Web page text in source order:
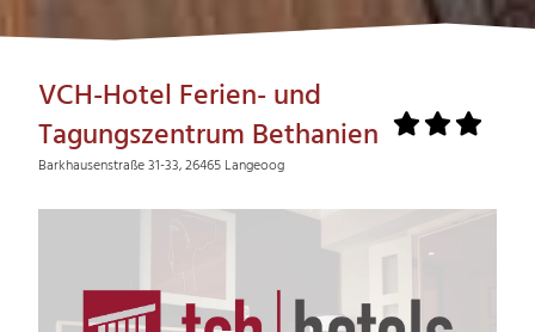
VCH-Hotel Ferien- und
Tagungszentrum Bethanien
Barkhausenstraße 31-33, 26465 Langeoog